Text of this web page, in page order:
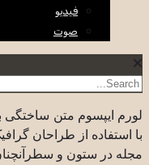
فيديو
صوت
لورم ایپسوم متن ساختگی
با استفاده از طراحان
مجله در ستون و